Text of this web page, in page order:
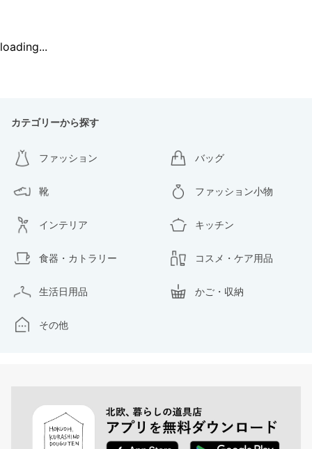
loading...
カテゴリーから探す
ファッション バッグ
靴 ファッション小物
インテリア キッチン
食器・カトラリー コスメ・ケア用品
生活日用品 かご・収納
その他